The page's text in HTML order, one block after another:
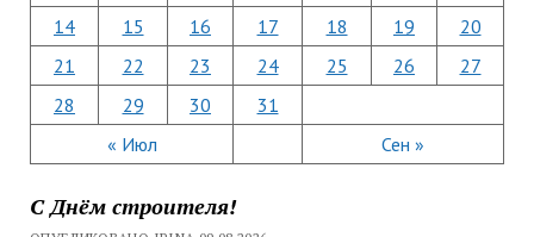
« Июл Сен »
14
15 16 17 18 19
20
21
22 23 24 25 26
27
28
29 30 31
С Днём строителя!